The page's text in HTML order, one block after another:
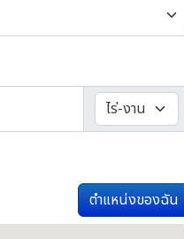
ตำแหน่งของฉัน